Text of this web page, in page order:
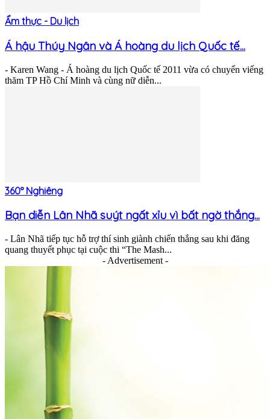
Ẩm thực - Du lịch
Á hậu Thúy Ngân và Á hoàng du lịch Quốc tế...
- Karen Wang - Á hoàng du lịch Quốc tế 2011 vừa có chuyến viếng
thăm TP Hồ Chí Minh và cùng nữ diễn...
360° Nghiêng
Bạn diễn Lân Nhã suýt ngất xỉu vì bất ngờ thắng...
- Lân Nhã tiếp tục hỗ trợ thí sinh giành chiến thắng sau khi đăng
quang thuyết phục tại cuộc thi “The Mash...
- Advertisement -